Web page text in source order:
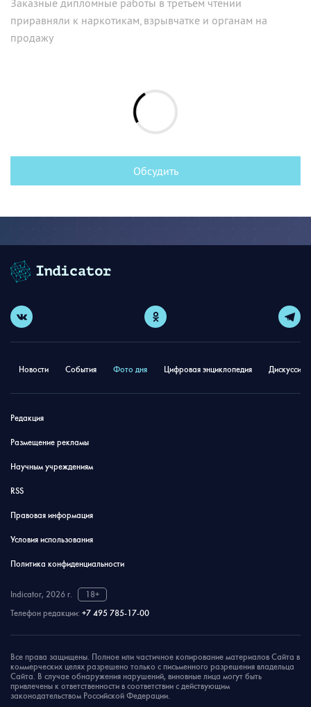
приравняли к наркотикам, взрывчатке и органам на
продажу
Обсудить
Новости События Фото дня Цифровая энциклопедия
Редакция
Размещение рекламы
Научным учреждениям
RSS
Правовая информация
Условия использования
Политика конфиденциальности
Indicator, 2026 г.
18+
Телефон редакции: +7 495 785-17-00
Все права защищены. Полное или частичное копирование материалов Сайта в
коммерческих целях разрешено только с письменного разрешения владельца
Сайта. В случае обнаружения нарушений, виновные лица могут быть
привлечены к ответственности в соответствии с действующим
законодательством Российской Федерации.